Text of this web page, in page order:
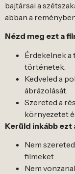
bajtársai a
abban a
Nézd meg ezt a
Érdekelnek a
történetek.
Kedveled a
ábrázolását.
Szereted a
környezetet
Kerüld inkább ezt
Nem
filmeket.
Nem